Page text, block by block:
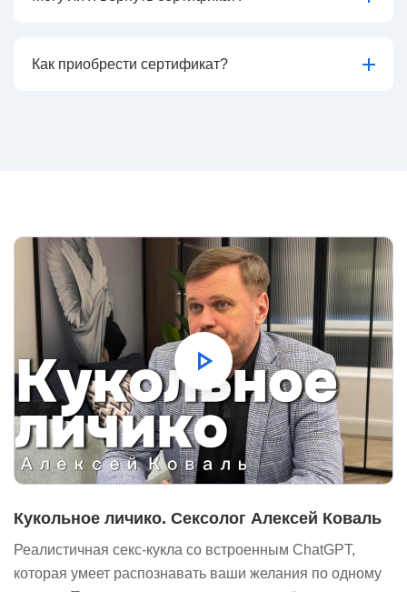
Как приобрести сертификат?
play_arrow
Кукольное личико. Сексолог Алексей Коваль
Реалистичная секс-кукла со встроенным ChatGPT,
которая умеет распознавать ваши желания по одному